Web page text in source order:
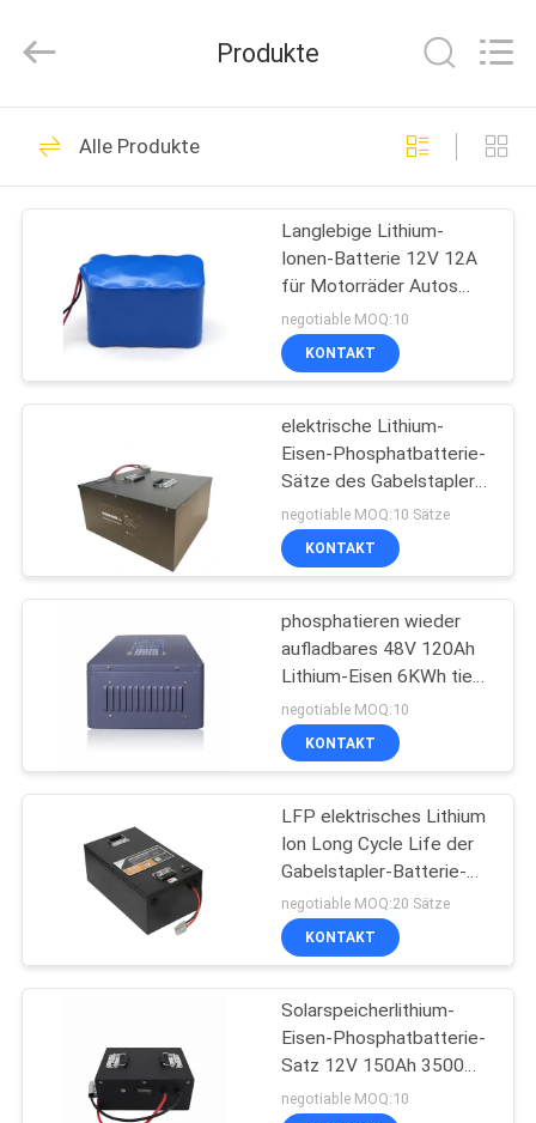
HAUS
PRODUKTE
ÜBER
UNS
FABRIK-
QUALITÄTSKONTROLLE
TRETEN
VERBINDUNG
FORDERN
ZITAT
SITEMAP
Reserved.
Lithiumeisen
Phosphatbatterie-
Satz
31
Lithium-Eisen
phosphatieren Rv-
Batterie
9
Li-Ionpolymer-
Batterie
18
18650 Lithium-
Batterie-Satz
Produkte
Alle Produkte
Langlebige Lithium-
Ionen-Batterie 12V 12A
für Motorräder Autos
Busse und Lastwagen
negotiable MOQ:10
KONTAKT
elektrische Lithium-
Eisen-Phosphatbatterie-
Sätze des Gabelstapler-
6.7KWh der Batterie-24V
280Ah LiFePO4
negotiable MOQ:10 Sätze
KONTAKT
phosphatieren wieder
aufladbares 48V 120Ah
Lithium-Eisen 6KWh tiefe
Zyklus-Batterie
negotiable MOQ:10
KONTAKT
LFP elektrisches Lithium
Ion Long Cycle Life der
Gabelstapler-Batterie-
24V 225Ah 5.6KWh
negotiable MOQ:20 Sätze
KONTAKT
Solarspeicherlithium-
Eisen-Phosphatbatterie-
Satz 12V 150Ah 3500
fährt rad
negotiable MOQ:10